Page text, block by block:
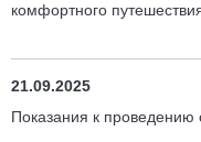
комфортного
21.09.2025
Показания к проведению